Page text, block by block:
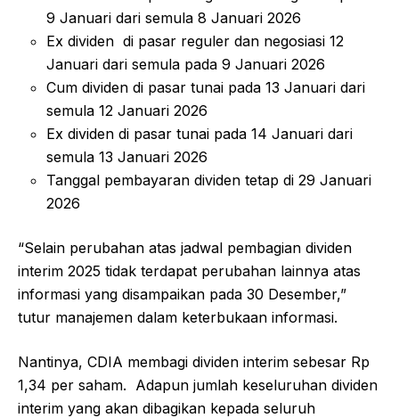
9 Januari dari semula 8 Januari 2026
Ex dividen di pasar reguler dan negosiasi 12
Januari dari semula pada 9 Januari 2026
Cum dividen di pasar tunai pada 13 Januari dari
semula 12 Januari 2026
Ex dividen di pasar tunai pada 14 Januari dari
semula 13 Januari 2026
Tanggal pembayaran dividen tetap di 29 Januari
2026
“Selain perubahan atas jadwal pembagian dividen
interim 2025 tidak terdapat perubahan lainnya atas
informasi yang disampaikan pada 30 Desember,”
tutur manajemen dalam keterbukaan informasi.
Nantinya, CDIA membagi dividen interim sebesar Rp
1,34 per saham. Adapun jumlah keseluruhan dividen
interim yang akan dibagikan kepada seluruh